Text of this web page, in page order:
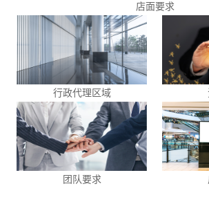
店面要求
行政代理区域
团队要求